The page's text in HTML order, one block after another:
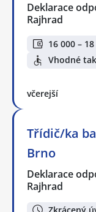
Deklarace
Rajhrad
16 000 –
Vhodné
včerejší
Třídič/ka
Brno
Deklarace
Rajhrad